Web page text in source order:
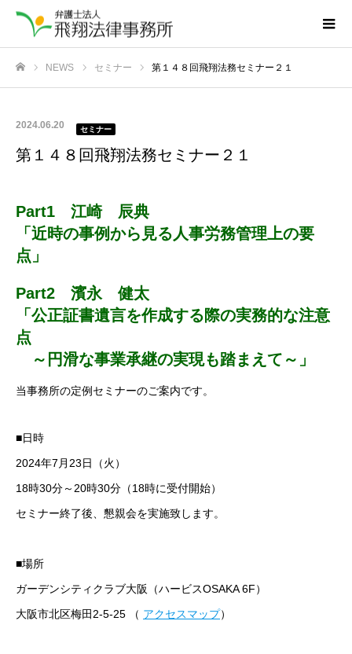
NEWS セミナー 第１４８回飛翔法務セミナー２１
2024.06.20 セミナー
第１４８回飛翔法務セミナー２１
Part1 江崎 辰典
「近時の事例から見る人事労務管理上の要
点」
Part2 濱永 健太
「公正証書遺言を作成する際の実務的な注意
点
～円滑な事業承継の実現も踏まえて～」
当事務所の定例セミナーのご案内です。
■日時
2024年7月23日（火）
18時30分～20時30分（18時に受付開始）
セミナー終了後、懇親会を実施致します。
■場所
ガーデンシティクラブ大阪（ハービスOSAKA 6F）
大阪市北区梅田2-5-25 （ アクセスマップ）